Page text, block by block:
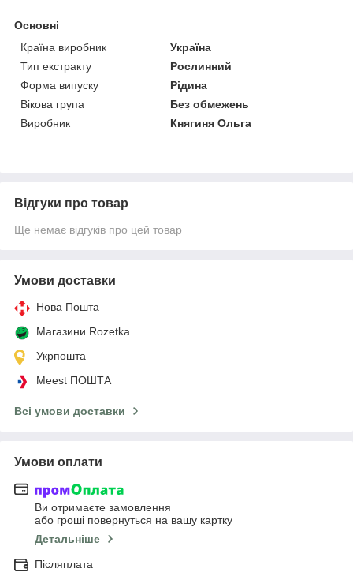
Основні
Країна виробник
Україна
Тип екстракту
Рослинний
Форма випуску
Рідина
Вікова група
Без обмежень
Виробник
Княгиня Ольга
Відгуки про товар
Ще немає відгуків про цей товар
Умови доставки
Нова Пошта
Магазини Rozetka
Укрпошта
Meest ПОШТА
Всі умови доставки
Умови оплати
Ви отримаєте замовлення
або гроші повернуться на вашу картку
Детальніше
Післяплата